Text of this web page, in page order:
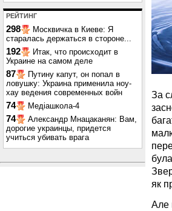
РЕЙТИНГ
298
Москвичка в Киеве: Я
старалась держаться в стороне...
192
Итак, что происходит в
Украине на самом деле
87
Путину капут, он попал в
ловушку: Украина применила ноу-
хау ведения современных войн
74 Медіашкола-4
74
Александр Мнацаканян: Вам,
дорогие украинцы, придется
учиться убивать врага
За
як
Але